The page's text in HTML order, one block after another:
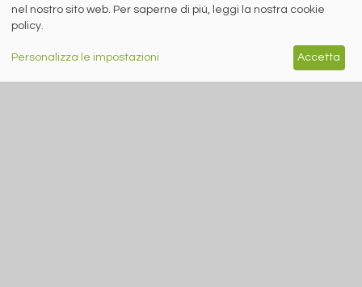
T.
+39 030 254 00 06
E. info@siderweb.com
Tutti i diritti sono riservati
nel nostro sito web. Per saperne di più, leggi la nostra cookie
policy.
Personalizza le impostazioni Accetta